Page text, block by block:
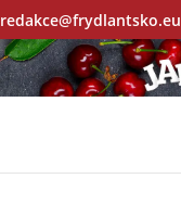
redakce@frydlantsko.eu